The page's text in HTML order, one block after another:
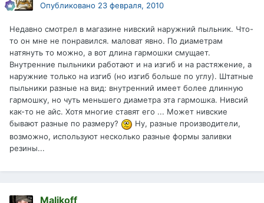
Опубликовано 23 февраля, 2010
Недавно смотрел в магазине нивский наружний пыльник. Что-
то он мне не понравился. маловат явно. По диаметрам
натянуть то можно, а вот длина гармошки смущает.
Внутренние пыльники работают и на изгиб и на растяжение, а
наружние только на изгиб (но изгиб больше по углу). Штатные
пыльники разные на вид: внутренний имеет более длинную
гармошку, но чуть меньшего диаметра эта гармошка. Нивсий
как-то не айс. Хотя многие ставят его ... Может нивские
бывают разные по размеру?
Ну, разные производители,
возможно, используют несколько разные формы заливки
резины...
Malikoff